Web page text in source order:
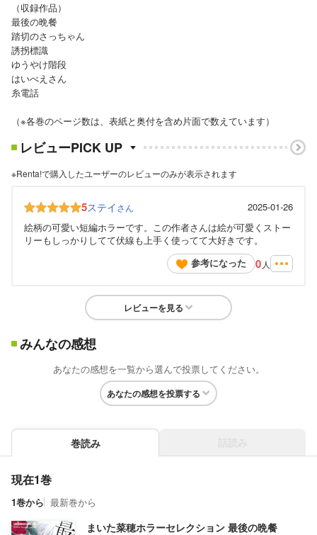
（収録作品）
最後の晩餐
踏切のさっちゃん
誘拐標識
ゆうやけ階段
はいべえさん
糸電話
（※各巻のページ数は、表紙と奥付を含め片面で数えています）
レビューPICK UP
※Renta!で購入したユーザーのレビューのみが表示されます
5ステイさん
2025-01-26
絵柄の可愛い短編ホラーです。この作者さんは絵が可愛くストー
リーもしっかりしてて伏線も上手く使ってて大好きです。
参考になった
0 人
レビューを見る
みんなの感想
あなたの感想を一覧から選んで投票してください。
あなたの感想を投票する
巻読み
現在1巻
1巻から 最新巻から
まいた菜穂ホラーセレクション 最後の晩餐